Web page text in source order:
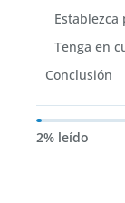
Tenga en
Conclusión
2% leído